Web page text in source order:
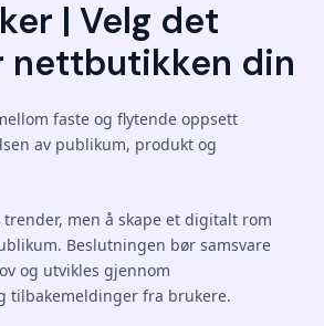
| Velg det
nettbutikken din
faste og flytende oppsett
av publikum, produkt og
men å skape et digitalt rom
Beslutningen bør samsvare
og utvikles gjennom
tilbakemeldinger fra brukere.